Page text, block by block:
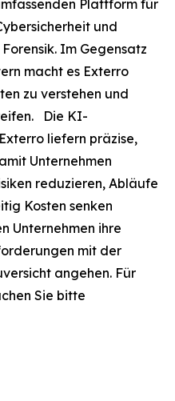
Plattform für
und
Im Gegensatz
macht es Exterro
zu verstehen und
Die KI-
liefern präzise,
Unternehmen
reduzieren, Abläufe
Kosten senken
Unternehmen ihre
mit der
angehen. Für
Sie bitte